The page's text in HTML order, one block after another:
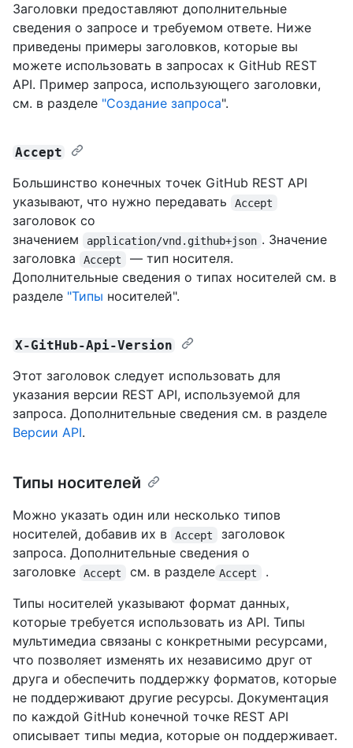
Заголовки предоставляют дополнительные
сведения о запросе и требуемом ответе. Ниже
приведены примеры заголовков, которые вы
можете использовать в запросах к GitHub REST
API. Пример запроса, использующего заголовки,
см. в разделе "Создание запроса".
Accept
Большинство конечных точек GitHub REST API
указывают, что нужно передавать
Accept
заголовок со
значением
application/vnd.github+json . Значение
заголовка
Accept
— тип носителя.
Дополнительные сведения о типах носителей см. в
разделе "Типы носителей".
X-GitHub-Api-Version
Этот заголовок следует использовать для
указания версии REST API, используемой для
запроса. Дополнительные сведения см. в разделе
Версии API.
Типы носителей
Можно указать один или несколько типов
носителей, добавив их в
Accept
заголовок
запроса. Дополнительные сведения о
заголовке
Accept см. в разделе Accept
.
Типы носителей указывают формат данных,
которые требуется использовать из API. Типы
мультимедиа связаны с конкретными ресурсами,
что позволяет изменять их независимо друг от
друга и обеспечить поддержку форматов, которые
не поддерживают другие ресурсы. Документация
по каждой GitHub конечной точке REST API
описывает типы медиа, которые он поддерживает.